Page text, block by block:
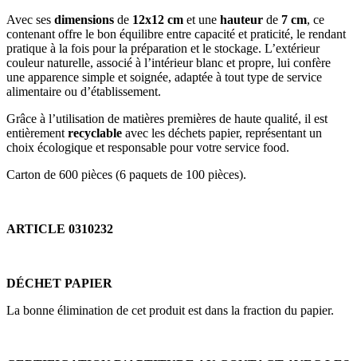
Avec ses dimensions de 12x12 cm et une hauteur de 7 cm, ce
contenant offre le bon équilibre entre capacité et praticité, le rendant
pratique à la fois pour la préparation et le stockage. L’extérieur
couleur naturelle, associé à l’intérieur blanc et propre, lui confère
une apparence simple et soignée, adaptée à tout type de service
alimentaire ou d’établissement.
Grâce à l’utilisation de matières premières de haute qualité, il est
entièrement recyclable avec les déchets papier, représentant un
choix écologique et responsable pour votre service food.
Carton de 600 pièces (6 paquets de 100 pièces).
ARTICLE 0310232
DÉCHET PAPIER
La bonne élimination de cet produit est dans la fraction du papier.